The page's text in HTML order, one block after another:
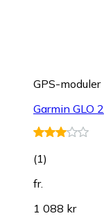
GPS-moduler
Garmin GLO 2
(1)
fr.
1 088 kr